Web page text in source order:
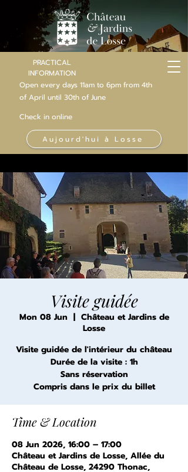
PRACTICAL
INFORMATION
Open every days 11am to 6pm from 4th
of April until 30th of June
Check in online
Aujourd'hui à Losse
Visite guidée
Mon 08 Jun
  |
Château et Jardins de
Losse
Visite guidée de l'intérieur du château
Durée de la visite : 1h
Sans réservation
Compris dans le prix du billet
Time & Location
08 Jun 2026, 16:00 – 17:00
Château et Jardins de Losse, Allée du
Château de Losse, 24290 Thonac,